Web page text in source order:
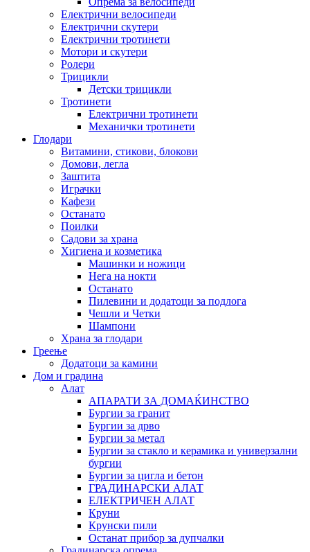
Електрични велосипеди
Електрични скутери
Електрични тротинети
Мотори и скутери
Ролери
Трицикли
Детски трицикли
Тротинети
Електрични тротинети
Механички тротинети
Глодари
Витамини, стикови, блокови
Домови, легла
Заштита
Играчки
Кафези
Останато
Поилки
Садови за храна
Хигиена и козметика
Машинки и ножици
Нега на нокти
Останато
Пилевини и додатоци за подлога
Чешли и Четки
Шампони
Храна за глодари
Греење
Додатоци за камини
Дом и градина
Алат
АПАРАТИ ЗА ДОМАЌИНСТВО
Бургии за гранит
Бургии за дрво
Бургии за метал
Бургии за стакло и керамика и универзални
бургии
Бургии за цигла и бетон
ГРАДИНАРСКИ АЛАТ
ЕЛЕКТРИЧЕН АЛАТ
Круни
Крунски пили
Останат прибор за дупчалки